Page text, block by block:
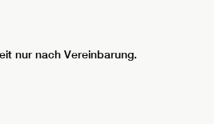
nur nach Vereinbarung.